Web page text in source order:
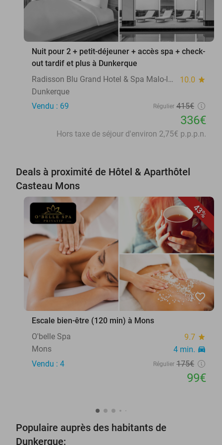
Nuit pour 2 + petit-déjeuner + accès spa + check-
out tardif et plus à Dunkerque
Radisson Blu Grand Hotel & Spa Malo-les-Bains
10.0 star
Dunkerque
Vendu : 69
Régulier 415€
336€
Hors taxe de séjour d'environ 2,75€ p.p.p.n.
Deals à proximité de Hôtel & Aparthôtel
Casteau Mons
43%
favorite_border
Escale bien-être (120 min) à Mons
O'belle Spa
9.7 star
Mons 4 min. directions_car
Vendu : 4 Régulier 175€
99€
Populaire auprès des habitants de
Dunkerque: